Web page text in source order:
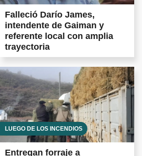
Falleció Darío James,
intendente de Gaiman y
referente local con amplia
trayectoria
LUEGO DE LOS INCENDIOS
Entregan forraje a